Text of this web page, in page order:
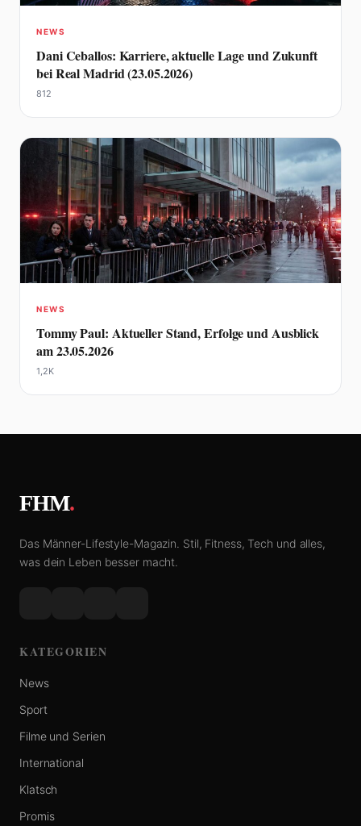
NEWS
Dani Ceballos: Karriere, aktuelle Lage und Zukunft
bei Real Madrid (23.05.2026)
812
NEWS
Tommy Paul: Aktueller Stand, Erfolge und Ausblick
am 23.05.2026
1,2K
FHM.
Das Männer-Lifestyle-Magazin. Stil, Fitness, Tech und alles,
was dein Leben besser macht.
KATEGORIEN
News
Sport
Filme und Serien
International
Klatsch
Promis